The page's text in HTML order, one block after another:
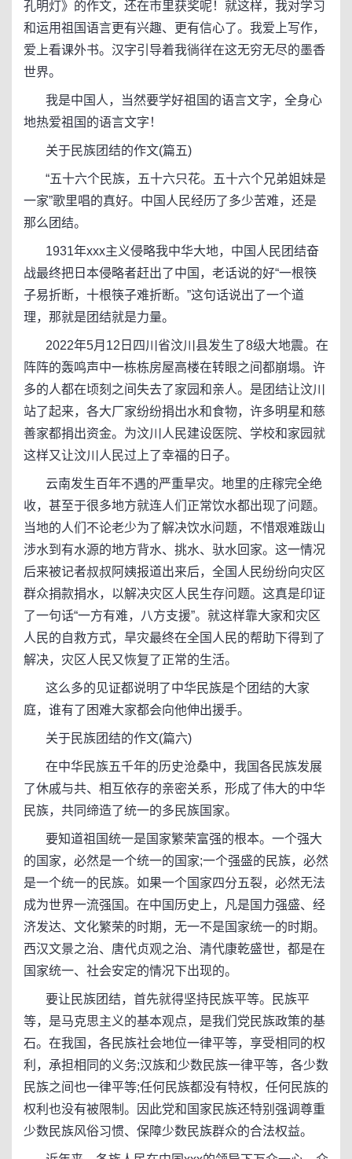
孔明灯》的作文，还在市里获奖呢！就这样，我对学习
和运用祖国语言更有兴趣、更有信心了。我爱上写作，
爱上看课外书。汉字引导着我徜徉在这无穷无尽的墨香
世界。
我是中国人，当然要学好祖国的语言文字，全身心
地热爱祖国的语言文字！
关于民族团结的作文(篇五)
“五十六个民族，五十六只花。五十六个兄弟姐妹是
一家”歌里唱的真好。中国人民经历了多少苦难，还是
那么团结。
1931年xxx主义侵略我中华大地，中国人民团结奋
战最终把日本侵略者赶出了中国，老话说的好“一根筷
子易折断，十根筷子难折断。”这句话说出了一个道
理，那就是团结就是力量。
2022年5月12日四川省汶川县发生了8级大地震。在
阵阵的轰鸣声中一栋栋房屋高楼在转眼之间都崩塌。许
多的人都在顷刻之间失去了家园和亲人。是团结让汶川
站了起来，各大厂家纷纷捐出水和食物，许多明星和慈
善家都捐出资金。为汶川人民建设医院、学校和家园就
这样又让汶川人民过上了幸福的日子。
云南发生百年不遇的严重旱灾。地里的庄稼完全绝
收，甚至于很多地方就连人们正常饮水都出现了问题。
当地的人们不论老少为了解决饮水问题，不惜艰难跋山
涉水到有水源的地方背水、挑水、驮水回家。这一情况
后来被记者叔叔阿姨报道出来后，全国人民纷纷向灾区
群众捐款捐水，以解决灾区人民生存问题。这真是印证
了一句话“一方有难，八方支援”。就这样靠大家和灾区
人民的自救方式，旱灾最终在全国人民的帮助下得到了
解决，灾区人民又恢复了正常的生活。
这么多的见证都说明了中华民族是个团结的大家
庭，谁有了困难大家都会向他伸出援手。
关于民族团结的作文(篇六)
在中华民族五千年的历史沧桑中，我国各民族发展
了休戚与共、相互依存的亲密关系，形成了伟大的中华
民族，共同缔造了统一的多民族国家。
要知道祖国统一是国家繁荣富强的根本。一个强大
的国家，必然是一个统一的国家;一个强盛的民族，必然
是一个统一的民族。如果一个国家四分五裂，必然无法
成为世界一流强国。在中国历史上，凡是国力强盛、经
济发达、文化繁荣的时期，无一不是国家统一的时期。
西汉文景之治、唐代贞观之治、清代康乾盛世，都是在
国家统一、社会安定的情况下出现的。
要让民族团结，首先就得坚持民族平等。民族平
等，是马克思主义的基本观点，是我们党民族政策的基
石。在我国，各民族社会地位一律平等，享受相同的权
利，承担相同的义务;汉族和少数民族一律平等，各少数
民族之间也一律平等;任何民族都没有特权，任何民族的
权利也没有被限制。因此党和国家民族还特别强调尊重
少数民族风俗习惯、保障少数民族群众的合法权益。